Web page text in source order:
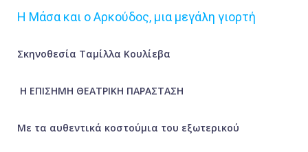
Η Μάσα και ο Αρκούδος, μια μεγάλη γιορτή
Σκηνοθεσία Ταμίλλα Κουλίεβα
Η ΕΠΙΣΗΜΗ ΘΕΑΤΡΙΚΗ ΠΑΡΑΣΤΑΣΗ
Με τα αυθεντικά κοστούμια του εξωτερικού